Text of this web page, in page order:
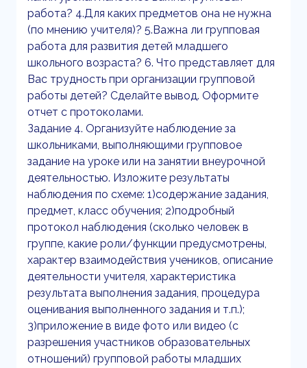
работа? 4.Для каких предметов она не нужна
(по мнению учителя)? 5.Важна ли групповая
работа для развития детей младшего
школьного возраста? 6. Что представляет для
Вас трудность при организации групповой
работы детей? Сделайте вывод. Оформите
отчет с протоколами.
Задание 4. Организуйте наблюдение за
школьниками, выполняющими групповое
задание на уроке или на занятии внеурочной
деятельностью. Изложите результаты
наблюдения по схеме: 1)содержание задания,
предмет, класс обучения; 2)подробный
протокол наблюдения (сколько человек в
группе, какие роли/функции предусмотрены,
характер взаимодействия учеников, описание
деятельности учителя, характеристика
результата выполнения задания, процедура
оценивания выполненного задания и т.п.);
3)приложение в виде фото или видео (с
разрешения участников образовательных
отношений) групповой работы младших